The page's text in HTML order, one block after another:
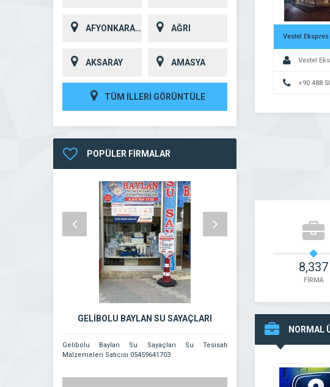
AFYONKARAHİSAR AĞRI
AKSARAY AMASYA
TÜM İLLERİ GÖRÜNTÜLE
POPÜLER FİRMALAR
GELİBOLU BAYLAN SU SAYAÇLARI
Gelibolu Baylan Su Sayaçları Su Tesisatı
Malzemeleri Satıcısı 05459641703
Hasan Dengiz (Didim/Aydın)
Vestel
Merkez Turgut
+90 488
8,337
FİRMA
NORMAL